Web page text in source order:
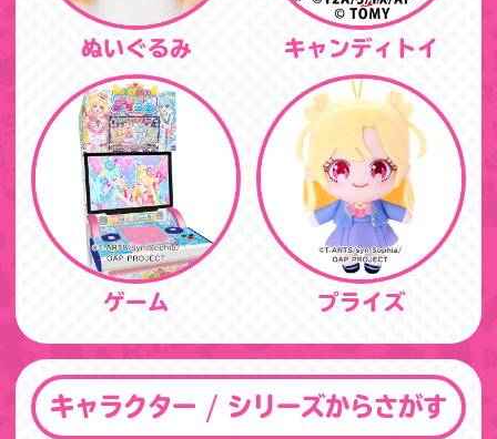
ぬいぐるみ キャンディトイ
ゲーム プライズ
キャラクター / シリーズからさがす